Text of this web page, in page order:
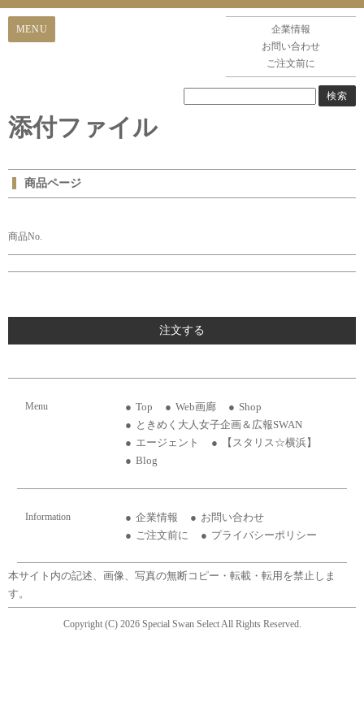
企業情報
お問い合わせ
ご注文前に
添付ファイル
商品ページ
商品No.
注文する
Menu Top Web画廊
Shop
ときめく大人女子企画＆広報SWAN
エージェント
【スタリス☆横浜】
Blog
Information 企業情報
お問い合わせ
ご注文前に
プライバシーポリシー
本サイト内の記述、画像、写真の無断コピー・転載・転用を禁止しま
す。
Copyright (C) 2026 Special Swan Select All Rights Reserved.